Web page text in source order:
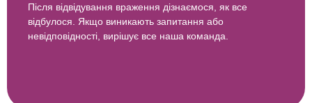
Після відвідування враження дізнаємося, як все
відбулося. Якщо виникають запитання або
невідповідності, вирішує все наша команда.